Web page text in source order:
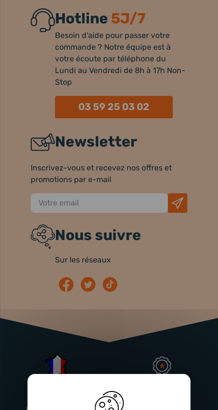
Hotline 5J/7
Besoin d'aide pour passer votre
commande ? Notre équipe est à
votre écoute par téléphone du
Lundi au Vendredi de 8h à 17h Non-
Stop
03 59 25 03 02
Newsletter
Inscrivez-vous et recevez nos offres et
promotions par e-mail
Nous suivre
Sur les réseaux